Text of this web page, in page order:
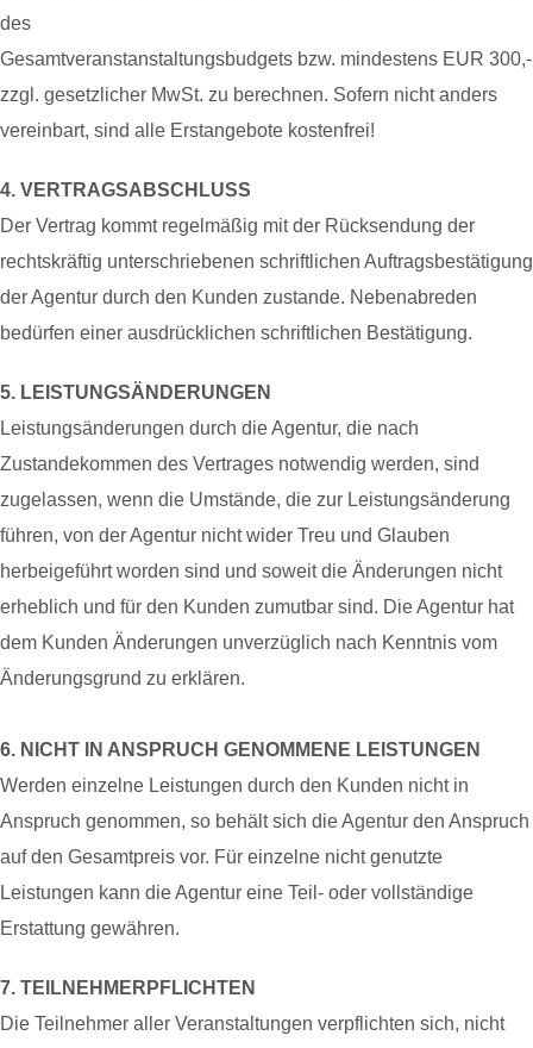
des
Gesamtveranstanstaltungsbudgets bzw. mindestens EUR 300,-
zzgl. gesetzlicher MwSt. zu berechnen. Sofern nicht anders
vereinbart, sind alle Erstangebote kostenfrei!
4. VERTRAGSABSCHLUSS
Der Vertrag kommt regelmäßig mit der Rücksendung der
rechtskräftig unterschriebenen schriftlichen Auftragsbestätigung
der Agentur durch den Kunden zustande. Nebenabreden
bedürfen einer ausdrücklichen schriftlichen Bestätigung.
5. LEISTUNGSÄNDERUNGEN
Leistungsänderungen durch die Agentur, die nach
Zustandekommen des Vertrages notwendig werden, sind
zugelassen, wenn die Umstände, die zur Leistungsänderung
führen, von der Agentur nicht wider Treu und Glauben
herbeigeführt worden sind und soweit die Änderungen nicht
erheblich und für den Kunden zumutbar sind. Die Agentur hat
dem Kunden Änderungen unverzüglich nach Kenntnis vom
Änderungsgrund zu erklären.
6. NICHT IN ANSPRUCH GENOMMENE LEISTUNGEN
Werden einzelne Leistungen durch den Kunden nicht in
Anspruch genommen, so behält sich die Agentur den Anspruch
auf den Gesamtpreis vor. Für einzelne nicht genutzte
Leistungen kann die Agentur eine Teil- oder vollständige
Erstattung gewähren.
7. TEILNEHMERPFLICHTEN
Die Teilnehmer aller Veranstaltungen verpflichten sich, nicht